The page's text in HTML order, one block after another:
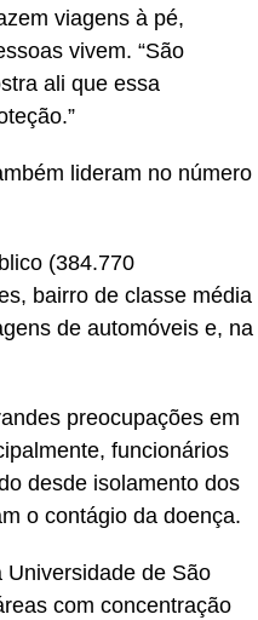
viagens à pé,
vivem. “São
ali que essa
lideram no número
(384.770
bairro de classe média
de automóveis e, na
preocupações em
funcionários
desde isolamento dos
o contágio da doença.
Universidade de São
com concentração